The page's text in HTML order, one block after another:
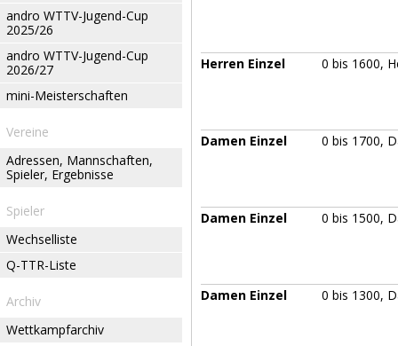
andro WTTV-Jugend-Cup
2025/26
andro WTTV-Jugend-Cup
2026/27
mini-Meisterschaften
Vereine
Adressen, Mannschaften,
Spieler, Ergebnisse
Spieler
Wechselliste
Q-TTR-Liste
Archiv
Wettkampfarchiv
Herren Einzel 0 bis 1600,
Damen Einzel 0 bis 1700,
Damen Einzel 0 bis 1500,
Damen Einzel 0 bis 1300,